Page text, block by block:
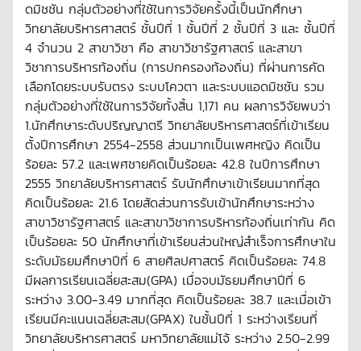
ดมิชชัน กลุ่มตัวอย่างที่ใช้ในการวิจัยครั้งนี้เป็นนักศึกษา
วิทยาลัยบริหารศาสตร์ ชั้นปีที่ 1 ชั้นปีที่ 2 ชั้นปีที่ 3 และ ชั้นปีที่
4 จำนวน 2 สาขาวิชา คือ สาขาวิชารัฐศาสตร์ และสาขา
วิชาการบริหารท้องถิ่น (การปกครองท้องถิ่น) ที่ผ่านการคัด
เลือกโดยระบบรับตรง ระบบโควตา และระบบแอดมิชชัน รวม
กลุ่มตัวอย่างที่ใช้ในการวิจัยทั้งสิ้น 1,171 คน ผลการวิจัยพบว่า
1.นักศึกษาระดับปริญญาตรี วิทยาลัยบริหารศาสตร์ที่เข้าเรียน
ตั้งปีการศึกษา 2554-2558 ส่วนมากเป็นเพศหญิง คิดเป็น
ร้อยละ 57.2 และเพศชายคิดเป็นร้อยละ 42.8 ในปีการศึกษา
2555 วิทยาลัยบริหารศาสตร์ รับนักศึกษาเข้าเรียนมากที่สุด
คิดเป็นร้อยละ 21.6 โดยสัดส่วนการรับเข้านักศึกษาระหว่าง
สาขาวิชารัฐศาสตร์ และสาขาวิชาการบริหารท้องถิ่นเท่ากัน คิด
เป็นร้อยละ 50 นักศึกษาที่เข้าเรียนส่วนใหญ่สำเร็จการศึกษาใน
ระดับมัธยมศึกษาปีที่ 6 สายศิลปศาสตร์ คิดเป็นร้อยละ 74.8
มีผลการเรียนเฉลี่ยสะสม(GPA) เมื่อจบมัธยมศึกษาปีที่ 6
ระหว่าง 3.00-3.49 มากที่สุด คิดเป็นร้อยละ 38.7 และเมื่อเข้า
เรียนมีคะแนนเฉลี่ยสะสม(GPAX) ในชั้นปีที่ 1 ระหว่างเรียนที่
วิทยาลัยบริหารศาสตร์ มหาวิทยาลัยแม่โจ้ ระหว่าง 2.50-2.99